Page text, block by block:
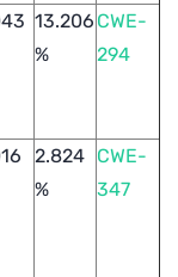
13.206
%
CWE-
294
2.824
%
CWE-
347